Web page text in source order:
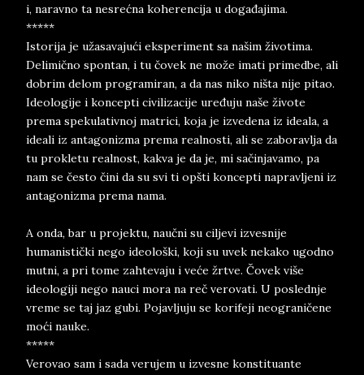
i, naravno ta nesrećna koherencija u događajima.
*****
Istorija je užasavajući eksperiment sa našim životima.
Delimično spontan, i tu čovek ne može imati primedbe, ali
dobrim delom programiran, a da nas niko ništa nije pitao.
Ideologije i koncepti civilizacije uređuju naše živote
prema spekulativnoj matrici, koja je izvedena iz ideala, a
ideali iz antagonizma prema realnosti, ali se zaboravlja da
tu prokletu realnost, kakva je da je, mi sačinjavamo, pa
nam se često čini da su svi ti opšti koncepti napravljeni iz
antagonizma prema nama.
A onda, bar u projektu, naučni su ciljevi izvesnije
humanistički nego ideološki, koji su uvek nekako ugodno
mutni, a pri tome zahtevaju i veće žrtve. Čovek više
ideologiji nego nauci mora na reč verovati. U poslednje
vreme se taj jaz gubi. Pojavljuju se korifeji neograničene
moći nauke.
*****
Verovao sam i sada verujem u izvesne konstituante